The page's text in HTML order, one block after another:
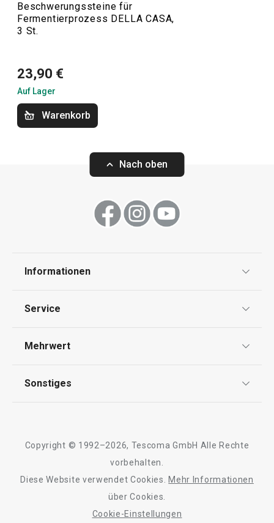
Fermentier-Set DELLA CASA
Auf Lager
Beschwerungssteine für
Fermentierprozess DELLA CASA,
3 St.
23,90 €
Auf Lager
Warenkorb
Nach oben
Informationen
Impressum
Service
Kontaktformular
Mehrwert
Qualität
Sonstiges
Barrierefreiheit
Copyright © 1992–2026, Tescoma GmbH Alle Rechte
vorbehalten.
Diese Website verwendet Cookies.
Mehr Informationen
über Cookies.
Cookie-Einstellungen